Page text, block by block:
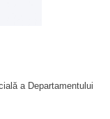
a Departamentului